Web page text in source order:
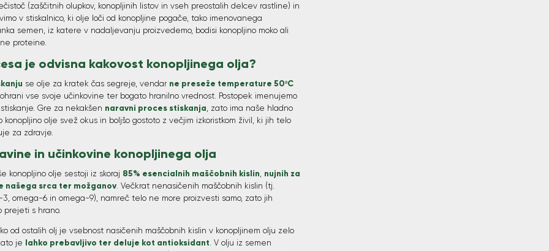
(zaščitnih olupkov, konopljinih listov in vseh preostalih delcev rastline) in
v stiskalnico, ki olje loči od konopljine pogače, tako imenovanega
semen, iz katere v nadaljevanju proizvedemo, bodisi konopljino moko ali
proteine.
je odvisna kakovost konopljinega olja?
se olje za kratek čas segreje, vendar ne preseže temperature 50ºC
vse svoje učinkovine ter bogato hranilno vrednost. Postopek imenujemo
Gre za nekakšen naravni proces stiskanja, zato ima naše hladno
konopljino olje svež okus in boljšo gostoto z večjim izkoristkom živil, ki jih telo
za zdravje.
in učinkovine konopljinega olja
konopljino olje sestoji iz skoraj 85% esencialnih maščobnih kislin nujnih za
našega srca ter možganov . Večkrat nenasičenih maščobnih kislin (tj.
omega-6 in omega-9), namreč telo ne more proizvesti samo, zato jih
prejeti s hrano.
od ostalih olj je vsebnost nasičenih maščobnih kislin v konopljinem olju zelo
je lahko prebavljivo ter deluje kot antioksidant. V olju iz semen